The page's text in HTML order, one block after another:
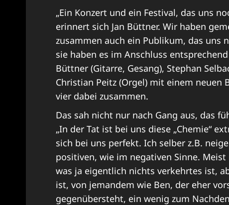
„Ein Konzert und ein Festival, das uns
erinnert sich Jan Büttner. Wir haben
zusammen auch ein Publikum, das uns
sie haben es im Anschluss
Büttner (Gitarre, Gesang), Stephan
Christian Peitz (Orgel) mit einem neuen
vier dabei zusammen.
Das sah nicht nur nach Gang aus, das
„In der Tat ist bei uns diese
sich bei uns perfekt. Ich selber z.B.
positiven, wie im negativen Sinne.
was ja eigentlich nichts verkehrtes ist,
ist, von jemandem wie Ben, der eher
gegenübersteht, ein wenig zum